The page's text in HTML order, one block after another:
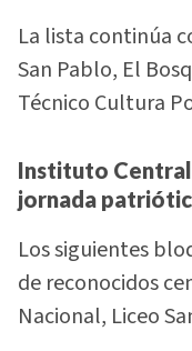
La lista continúa
San Pablo, El
Técnico Cultura
Instituto
jornada
Los siguientes
de reconocidos
Nacional, Liceo